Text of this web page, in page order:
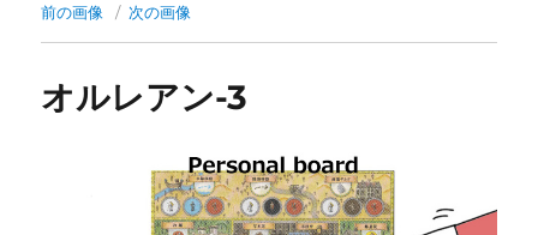
前の画像 次の画像
オルレアン-3